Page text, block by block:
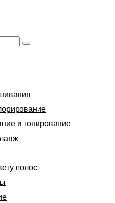
и тонирование
волос